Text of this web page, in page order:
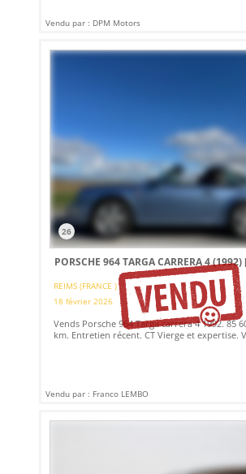
Vendu par : DPM Motors
26
PORSCHE 964 TARGA CARRERA 4 (1992)
REIMS (FRANCE )
18 février 2026
Vends Porsche 964 Targa carrera 4 1992. 85
km. Entretien récent. CT Vierge et expertise.
Vendu par : Franco LEMBO